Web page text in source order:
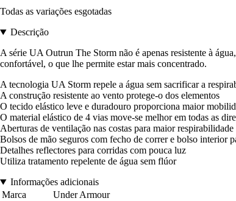
Todas as variações esgotadas
Descrição
A série UA Outrun The Storm não é apenas resistente à
confortável, o que lhe permite estar mais concentrado.
A tecnologia UA Storm repele a água sem sacrificar a
A construção resistente ao vento protege-o dos elementos
O tecido elástico leve e duradouro proporciona maior
O material elástico de 4 vias move-se melhor em todas as
Aberturas de ventilação nas costas para maior respirabilidade
Bolsos de mão seguros com fecho de correr e bolso interior
Detalhes reflectores para corridas com pouca luz
Utiliza tratamento repelente de água sem flúor
Informações adicionais
Marca
Under Armour